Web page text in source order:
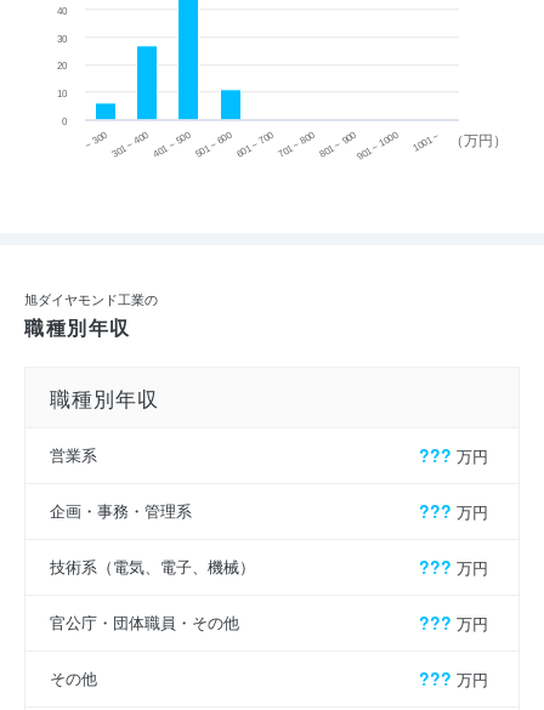
（万円）
~ 300 301 ~ 400 401 ~ 500501 ~ 600601 ~ 700701 ~ 800801 ~ 900901 ~ 1000 1001 ~
0
10
20
30
40
旭ダイヤモンド工業の
職種別年収
職種別年収
営業系 ??? 万円
企画・事務・管理系 ??? 万円
技術系（電気、電子、機械） ??? 万円
官公庁・団体職員・その他 ??? 万円
その他 ??? 万円